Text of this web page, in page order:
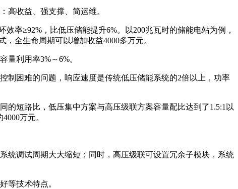
高收益、强支撑、简运维。
率≥92%，比低压储能提升6%。
以200兆瓦时的储能电站为例，
全生命周期可以增加收益4000多万元。
量利用率3%～6%。
制困难的问题，响应速度是传统低压储能系统的2倍以上，功率
的短路比， 低压集中方案与高压级联方案容量配比达到了1.5:1以
万元。
统调试周期大大缩短；同时，高压级联可设置冗余子模块，系统
等技术特点。